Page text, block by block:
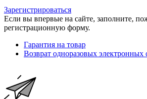
Зарегистрироваться
Если вы впервые на сайте, заполните,
регистрационную форму.
Гарантия на товар
Возврат одноразовых электронных